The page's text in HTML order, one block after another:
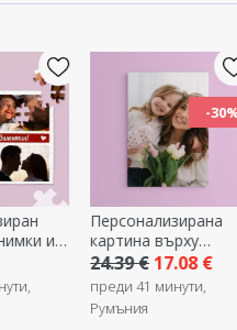
-30%
Персонализирана
бирена халба с
надпис - Beer
Matters!
12.00 €
преди 48 минути,
Румъния